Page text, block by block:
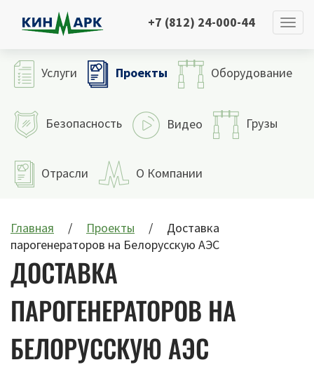
+7 (812) 24-000-44
Услуги Проекты Оборудование
Безопасность Видео Грузы
Отрасли О Компании
Главная Проекты
Доставка
парогенераторов на Белорусскую АЭС
ДОСТАВКА
ПАРОГЕНЕРАТОРОВ НА
БЕЛОРУССКУЮ АЭС